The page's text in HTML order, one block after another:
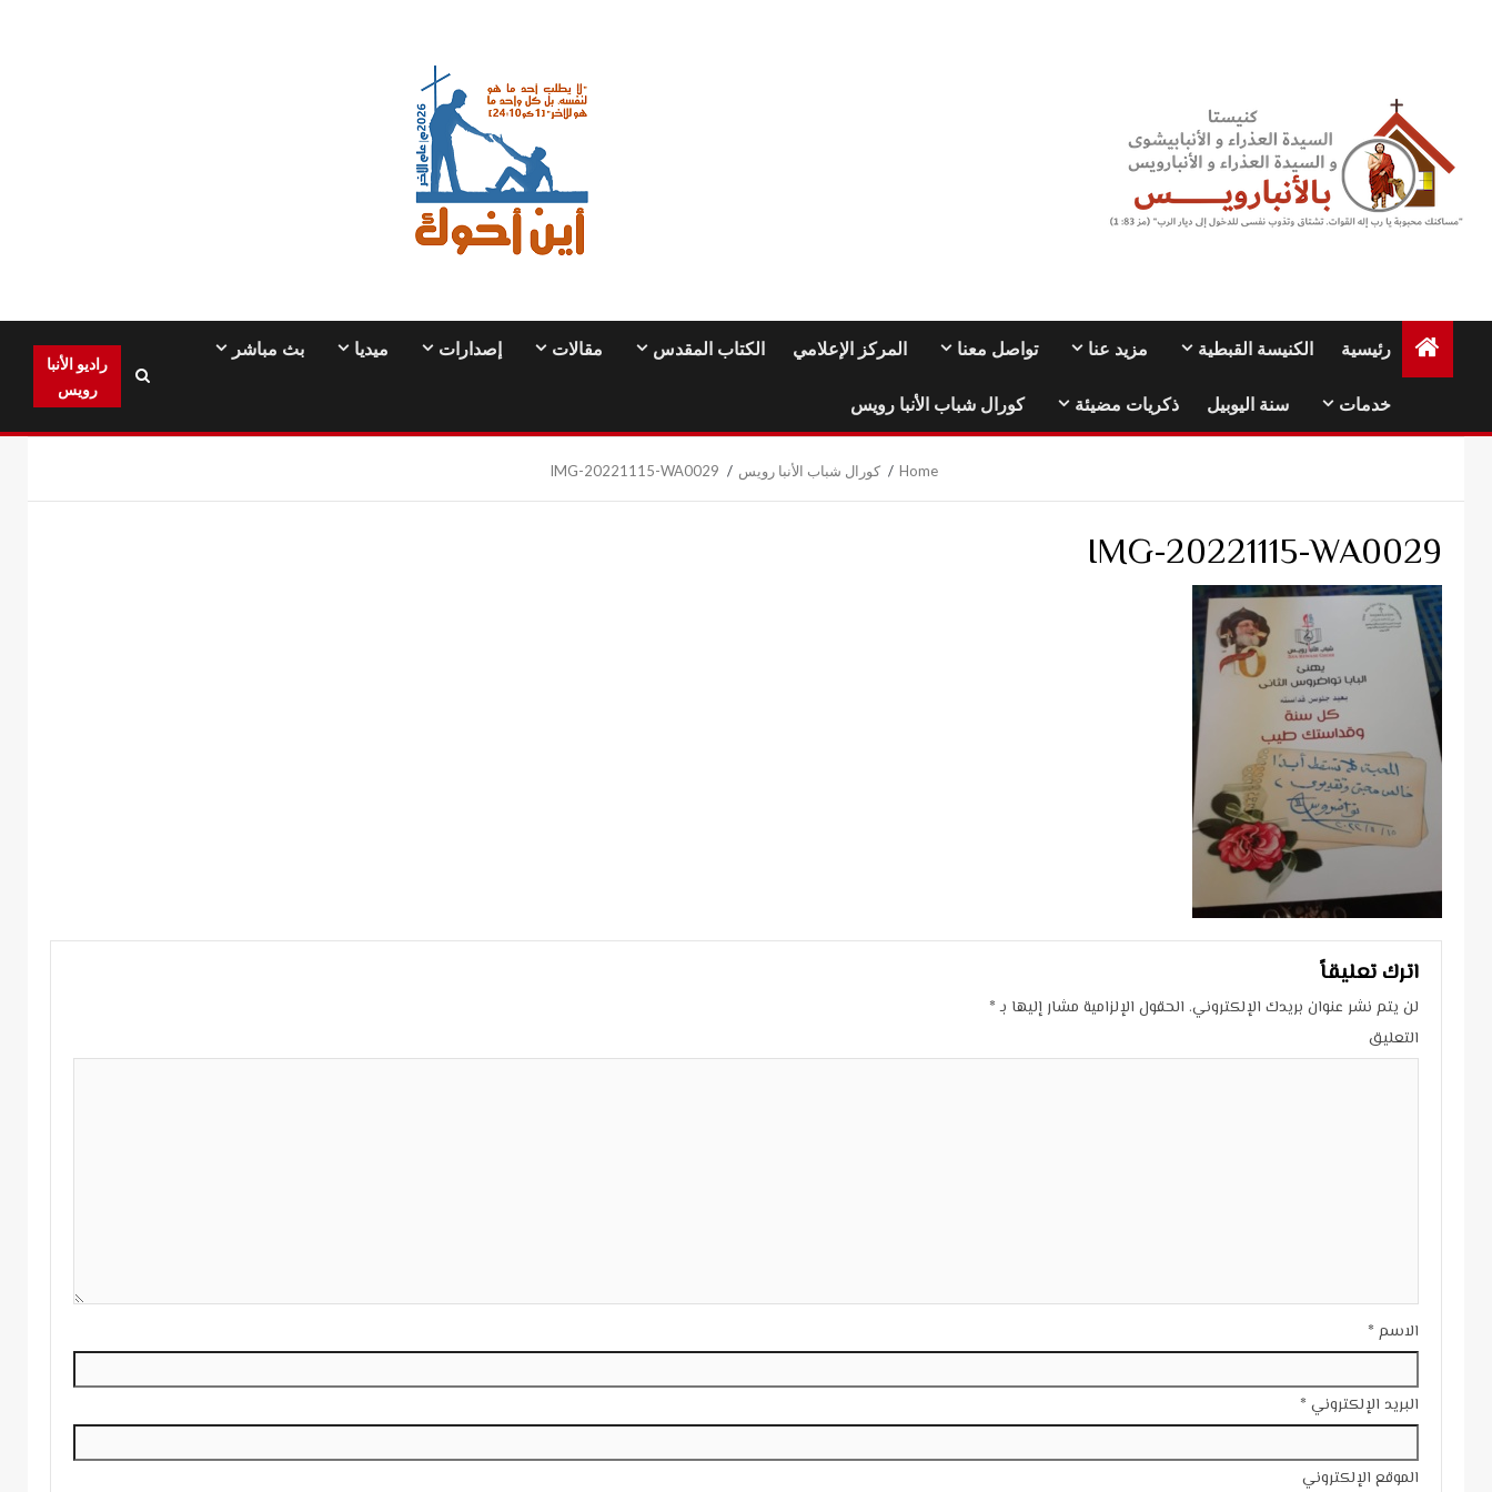
رئيسية الكنيسة القبطية مزيد عنا تواصل معنا المركز الإعلامي الكتاب المقدس مقالات إصدارات ميديا بث مباشر
خدمات سنة اليوبيل ذكريات مضيئة كورال شباب الأنبا رويس
راديو الأنبا
رويس
Home كورال شباب الأنبا رويس IMG-20221115-WA0029
IMG-20221115-WA0029
اترك تعليقاً
لن يتم نشر عنوان بريدك الإلكتروني. الحقول الإلزامية مشار إليها بـ*
التعليق
الاسم *
البريد الإلكتروني *
الموقع الإلكتروني